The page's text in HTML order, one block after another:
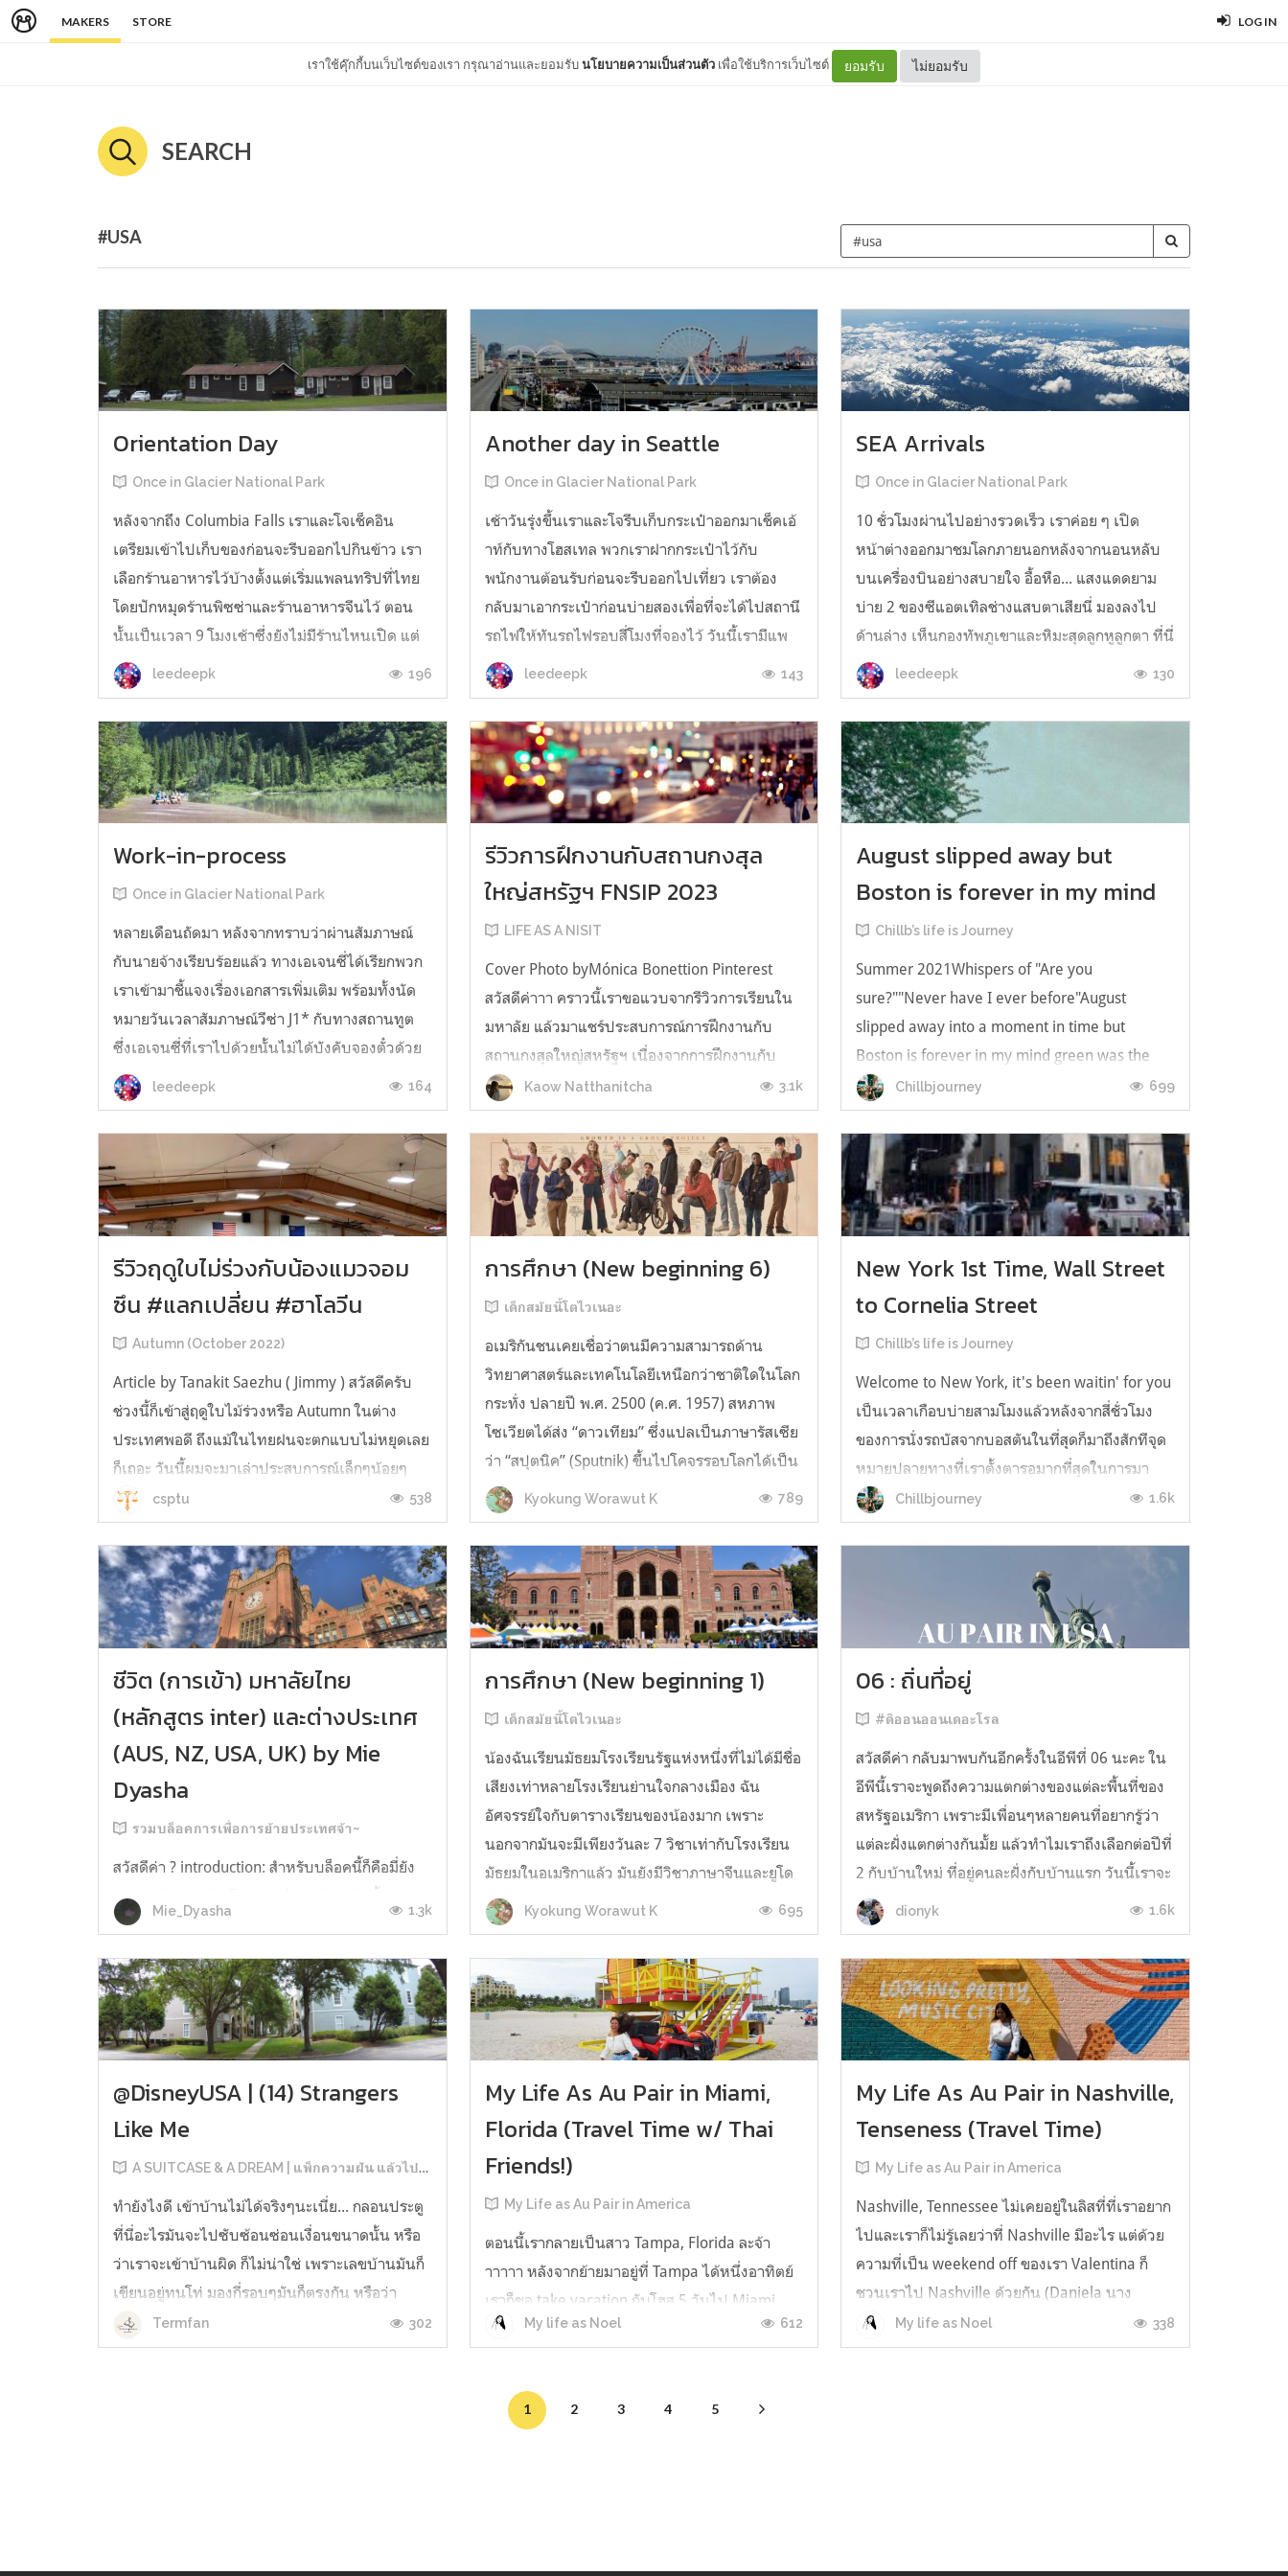
MAKERS STORE LOG IN
เราใช้คุ๊กกี้บนเว็บไซต์ของเรา กรุณาอ่านและยอมรับนโยบายความเป็นส่วนตัว เพื่อใช้บริการเว็บไซต์ ยอมรับ ไม่ยอมรับ
SEARCH
#USA
Orientation Day
Once in Glacier National Park
หลังจากถึง Columbia Falls เราและโจเช็คอิน
เตรียมเข้าไปเก็บของก่อนจะรีบออกไปกินข้าว เรา
เลือกร้านอาหารไว้บ้างตั้งแต่เริ่มแพลนทริปที่ไทย
โดยปักหมุดร้านพิซซ่าและร้านอาหารจีนไว้ ตอน
นั้นเป็นเวลา 9 โมงเช้าซึ่งยังไม่มีร้านไหนเปิด แต่
ซูชิและไอศกรีมเหลวที่กินมาบนรถไฟนั้นย่อยอย่าง
รวดเร็ว ไม่ได้การล่ะ ต้องได้กิ...
leedeepk 196
Another day in Seattle
Once in Glacier National Park
เช้าวันรุ่งขึ้นเราและโจรีบเก็บกระเป๋าออกมาเช็คเอ้
าท์กับทางโฮสเทล พวกเราฝากกระเป๋าไว้กับ
พนักงานต้อนรับก่อนจะรีบออกไปเที่ยว เราต้อง
กลับมาเอากระเป๋าก่อนบ่ายสองเพื่อที่จะได้ไปสถานี
รถไฟให้ทันรถไฟรอบสี่โมงที่จองไว้ วันนี้เรามีแพ
ลนไปห้องสมุด Suzzallo Library ที่ University of
Washingtonห้องสมุดที่ว่ากันว่า...
leedeepk 143
SEA Arrivals
Once in Glacier National Park
10 ชั่วโมงผ่านไปอย่างรวดเร็ว เราค่อย ๆ เปิด
หน้าต่างออกมาชมโลกภายนอกหลังจากนอนหลับ
บนเครื่องบินอย่างสบายใจ อื้อหือ... แสงแดดยาม
บ่าย 2 ของซีแอตเทิลช่างแสบตาเสียนี่ มองลงไป
ด้านล่าง เห็นกองทัพภูเขาและหิมะสุดลูกหูลูกตา ที่นี่
ที่ไหนเนี่ย...สักพักจึงเริ่มเห็นบ้านเมือง ถนน
หนทาง สลับกับต้นไม้ ภาพทุกอย่างค่อย ...
leedeepk 130
Work-in-process
Once in Glacier National Park
หลายเดือนถัดมา หลังจากทราบว่าผ่านสัมภาษณ์
กับนายจ้างเรียบร้อยแล้ว ทางเอเจนซี่ได้เรียกพวก
เราเข้ามาชี้แจงเรื่องเอกสารเพิ่มเติม พร้อมทั้งนัด
หมายวันเวลาสัมภาษณ์วีซ่า J1* กับทางสถานทูต
ซึ่งเอเจนซี่ที่เราไปด้วยนั้นไม่ได้บังคับจองตั๋วด้วย
แต่อย่างใด ขอแค่จองตั๋วหลังจากผ่านสัมภาษณ์วีซ่า
เรียบร้อยแล้วก็พอ เนื่...
leedeepk 164
รีวิวการฝึกงานกับสถานกงสุล
ใหญ่สหรัฐฯ FNSIP 2023
LIFE AS A NISIT
Cover Photo byMónica Bonettion Pinterest
สวัสดีค่าาา คราวนี้เราขอแวบจากรีวิวการเรียนใน
มหาลัย แล้วมาแชร์ประสบการณ์การฝึกงานกับ
สถานกงสุลใหญ่สหรัฐฯ เนื่องจากการฝึกงานกับ
สถานกงสุลของเราเพิ่งจบไปแบบสด ๆ ร้อน ๆ ก่อน
อื่น เราขอแนะนำตัวสำหรับคนที่เพิ่งเข้ามาอ่าน
บล็อกของเราเป็นครั้งแรก เราชื่อข้าวตอนนี้กำล...
Kaow Natthanitcha 3.1k
August slipped away but
Boston is forever in my mind
Chillb’s life is Journey
Summer 2021Whispers of "Are you
sure?""Never have I ever before"August
slipped away into a moment in time but
Boston is forever in my mind green was the
color of grass where I sit and read การไปเยือน
บอสตันที่ผ่านมาแล้วเกือบสองปีกับบันทึกความ
ทรงจำที่เลือนลางไปตามกาลเวลาแต่เขาว่ากันว่า
ทุกสถาน...
Chillbjourney 699
รีวิวฤดูใบไม่ร่วงกับน้องแมวจอม
ซึน #แลกเปลี่ยน #ฮาโลวีน
Autumn (October 2022)
Article by Tanakit Saezhu ( Jimmy ) สวัสดีครับ
ช่วงนี้ก็เข้าสู่ฤดูใบไม้ร่วงหรือ Autumn ในต่าง
ประเทศพอดี ถึงแม้ในไทยฝนจะตกแบบไม่หยุดเลย
ก็เถอะ วันนี้ผมจะมาเล่าประสบการณ์เล็กๆน้อยๆ
ตอนไปแลกเปลี่ยนที่สหรัฐอเมริกา ณ รัฐเนวาดา
บทความนี้จะเน้นไปยังเทศกาลในฤดูใบไม้ผลิที่ผม
ได้ร่วมกับคนในชุมชนและชีวิตประจำว...
csptu 538
การศึกษา (New beginning 6)
เด็กสมัยนี้โตไวเนอะ
อเมริกันชนเคยเชื่อว่าตนมีความสามารถด้าน
วิทยาศาสตร์และเทคโนโลยีเหนือกว่าชาติใดในโลก
กระทั่ง ปลายปี พ.ศ. 2500 (ค.ศ. 1957) สหภาพ
โซเวียตได้ส่ง “ดาวเทียม” ซึ่งแปลเป็นภาษารัสเซีย
ว่า “สปุตนิค” (Sputnik) ขึ้นไปโคจรรอบโลกได้เป็น
ชาติแรก ดไวท์ ดี ไอเซนฮาว (Dwight D.
Eisenhower) ประธานาธิบดีสหรัฐในขณะนั้น รู้สึ...
Kyokung Worawut K 789
New York 1st Time, Wall Street
to Cornelia Street
Chillb’s life is Journey
Welcome to New York, it's been waitin' for you
เป็นเวลาเกือบบ่ายสามโมงแล้วหลังจากสี่ชั่วโมง
ของการนั่งรถบัสจากบอสตันในที่สุดก็มาถึงสักทีจุด
หมายปลายทางที่เราตั้งตารอมากที่สุดในการมา
เยือนอเมริกาครั้งนี้ นิวยอร์กซิตี้ ช่วงนี้เรียกได้ว่า
เป็นช่วงพีคของซัมเมอร์ก็ว่าได้ อากาศตอนต้น
Chillbjourney 1.6k
ชีวิต (การเข้า) มหาลัยไทย
(หลักสูตร inter) และต่างประเทศ
(AUS, NZ, USA, UK) by Mie
Dyasha
รวมบล็อคการเพื่อการย้ายประเทศจ้า~
สวัสดีค่า ? introduction: สำหรับบล็อคนี้ก็คือมี่ยัง
แปะอยู่กับการเข้าเรียนมหาวิทยาลัยระดับชั้น
ปริญญาตรีทั้งที่ไทย (เป็นหลักสูตรอินเตอร์เท่านั้น
ค่ะ) เป็น freshman และต่างประเทศ ทั้งใน
ออสเตรเลีย, นิวซีแลนด์และอเมริกา โดยที่ของ
ออสเตรเลียกับนิวซีแลนด์จะ...
Mie_Dyasha 1.3k
การศึกษา (New beginning 1)
เด็กสมัยนี้โตไวเนอะ
น้องฉันเรียนมัธยมโรงเรียนรัฐแห่งหนึ่งที่ไม่ได้มีชื่อ
เสียงเท่าหลายโรงเรียนย่านใจกลางเมือง ฉัน
อัศจรรย์ใจกับตารางเรียนของน้องมาก เพราะ
นอกจากมันจะมีเพียงวันละ 7 วิชาเท่ากับโรงเรียน
มัธยมในอเมริกาแล้ว มันยังมีวิชาภาษาจีนและยูโด
ให้เรียนกันตั้งแต่ม.1 อีกด้วย บางโรงเรียนมีการ
เรียนการสอนภาษาจีนตั้งแต่อนุบาลด...
Kyokung Worawut K 695
06 : ถิ่นที่อยู่
#ดิออนออนเดอะโรล
สวัสดีค่า กลับมาพบกันอีกครั้งในอีพีที่ 06 นะคะ ใน
อีพีนี้เราจะพูดถึงความแตกต่างของแต่ละพื้นที่ของ
สหรัฐอเมริกา เพราะมีเพื่อนๆหลายคนที่อยากรู้ว่า
แต่ละฝั่งแตกต่างกันมั้ย แล้วทำไมเราถึงเลือกต่อปีที่
2 กับบ้านใหม่ ที่อยู่คนละฝั่งกับบ้านแรก วันนี้เราจะ
มาคลายข้อสงสัยให้ทุกคนทราบกันนะคะ เริ่มจาก
การทำความร...
dionyk 1.6k
@DisneyUSA | (14) Strangers
Like Me
A SUITCASE & A DREAM | แพ็กความฝัน แล้วไปทำงานกันที่ Disney World
ทำยังไงดี เข้าบ้านไม่ได้จริงๆนะเนี่ย... กลอนประตู
ที่นี่อะไรมันจะไปซับซ้อนซ่อนเงื่อนขนาดนั้น หรือ
ว่าเราจะเข้าบ้านผิด ก็ไม่น่าใช่ เพราะเลขบ้านมันก็
เขียนอยู่ทนโท่ มองกี่รอบๆมันก็ตรงกัน หรือว่า
แกร๊กๆๆ หืมแกร๊กๆๆ “สวัสดี เข้ามาสิ เรากำลังรออยู่
เลย พอดีทางดิสนีย์เขามาแจ้งไว้ตั้งแต่เมื่อวันก่อน
Termfan 302
My Life As Au Pair in Miami,
Florida (Travel Time w/ Thai
Friends!)
My Life as Au Pair in America
ตอนนี้เรากลายเป็นสาว Tampa, Florida ละจ้า
าาาาา หลังจากย้ายมาอยู่ที่ Tampa ได้หนึ่งอาทิตย์
เราก็ขอ take vacation กับโฮส 5 วันไป Miami
และ Orlandoเรามีเพื่อนคนไทยที่มาเป็นออแพร์
กันยายนนี้เลยบอกเราว่าก่อนกลับเราต้องมีทริปด้ว
ยกันสักครั้ง เราก็เลยตกลงว่าเจ...
My life as Noel 612
My Life As Au Pair in Nashville,
Tenseness (Travel Time)
My Life as Au Pair in America
Nashville, Tennessee ไม่เคยอยู่ในลิสที่ที่เราอยาก
ไปและเราก็ไม่รู้เลยว่าที่ Nashville มีอะไร แต่ด้วย
ความที่เป็น weekend off ของเรา Valentina ก็
ชวนเราไป Nashville ด้วยกัน (Daniela นาง
กระซิบบอกเราว่า Nashville is awesome. You
will love Nashville. There are a lot of clubs and
My life as Noel 338
1 2 3 4 5